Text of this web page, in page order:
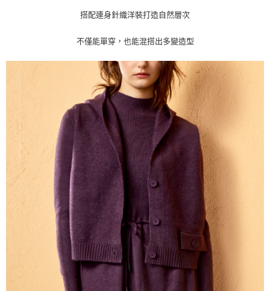
搭配連身針織洋裝打造自然層次
不僅能單穿，也能混搭出多變造型